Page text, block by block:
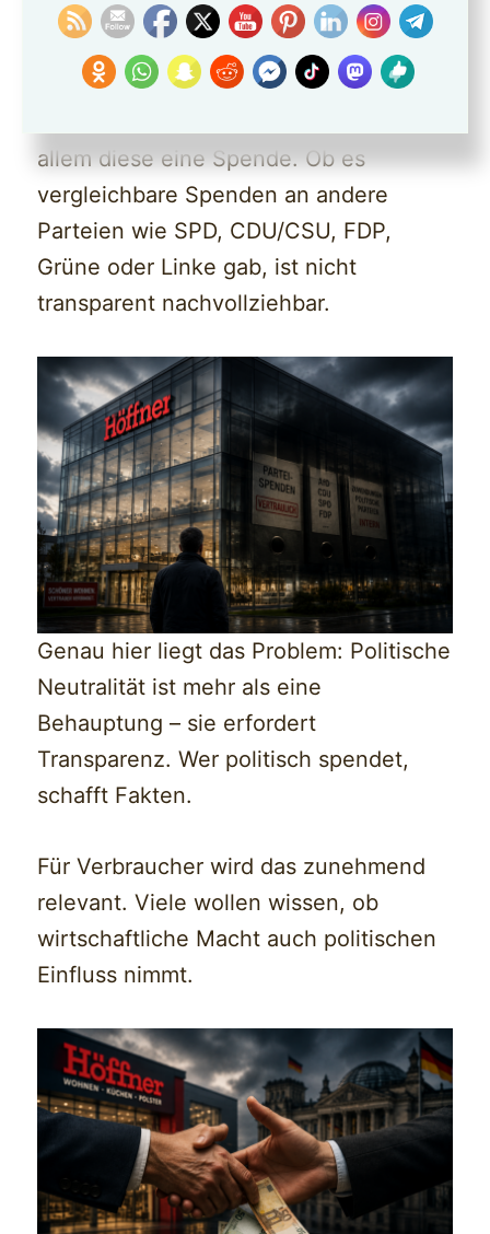
eine ideologische Nähe zur AfD.
WIRKLICH WAHR??
allem diese eine Spende. Ob es
vergleichbare Spenden an andere
Parteien wie SPD, CDU/CSU, FDP,
Grüne oder Linke gab, ist nicht
transparent nachvollziehbar.
Genau hier liegt das Problem: Politische
Neutralität ist mehr als eine
Behauptung – sie erfordert
Transparenz. Wer politisch spendet,
schafft Fakten.
Für Verbraucher wird das zunehmend
relevant. Viele wollen wissen, ob
wirtschaftliche Macht auch politischen
Einfluss nimmt.